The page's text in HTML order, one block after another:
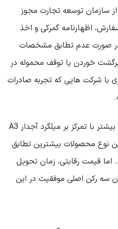
از سازمان توسعه تجارت مجوز
اظهارنامه گمرکی و اخذ
در صورت عدم تطابق مشخصات
برگشت خوردن یا توقف محموله در
با شرکت‌ هایی که تجربه صادرات
.
با تمرکز بر میلگرد آجدار
نوع محصولات بیشترین تطابق
اما قیمت رقابتی، زمان تحویل
سه رکن اصلی موفقیت در این